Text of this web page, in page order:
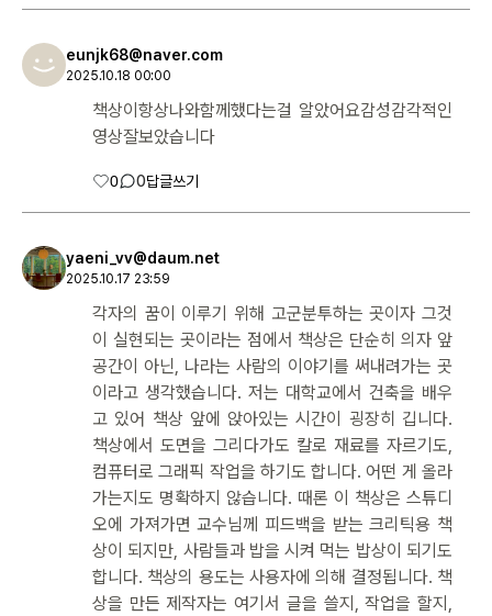
eunjk68@naver.com
2025.10.18 00:00
책상이항상나와함께했다는걸 알았어요감성감각적인
영상잘보았습니다
0 0답글쓰기
yaeni_vv@daum.net
2025.10.17 23:59
각자의 꿈이 이루기 위해 고군분투하는 곳이자 그것
이 실현되는 곳이라는 점에서 책상은 단순히 의자 앞
공간이 아닌, 나라는 사람의 이야기를 써내려가는 곳
이라고 생각했습니다. 저는 대학교에서 건축을 배우
고 있어 책상 앞에 앉아있는 시간이 굉장히 깁니다.
책상에서 도면을 그리다가도 칼로 재료를 자르기도,
컴퓨터로 그래픽 작업을 하기도 합니다. 어떤 게 올라
가는지도 명확하지 않습니다. 때론 이 책상은 스튜디
오에 가져가면 교수님께 피드백을 받는 크리틱용 책
상이 되지만, 사람들과 밥을 시켜 먹는 밥상이 되기도
합니다. 책상의 용도는 사용자에 의해 결정됩니다. 책
상을 만든 제작자는 여기서 글을 쓸지, 작업을 할지,